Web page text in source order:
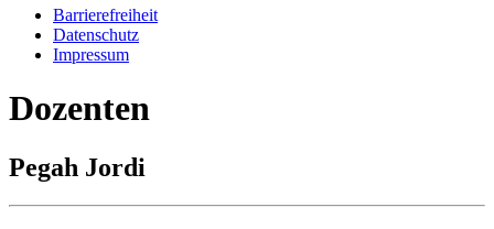
Barrierefreiheit
Datenschutz
Impressum
Dozenten
Pegah Jordi